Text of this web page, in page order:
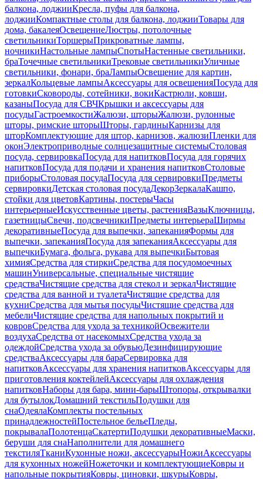
балкона, лоджииКресла, пуфы для балкона,
лоджииКомпактные столы для балкона, лоджииТовары для
дома, бакалеяОсвещениеЛюстры, потолочные
светильникиТоршерыПрикроватные лампы,
ночникиНастольные лампыСпотыНастенные светильники,
браТочечные светильникиТрековые светильникиУличные
светильники, фонари, браЛампыОсвещение для картин,
зеркалКольцевые лампыАксессуары для освещенияПосуда для
готовкиСковороды, сотейники, вокиКастрюли, ковши,
казаныПосуда для СВЧКрышки и аксессуары для
посудыГастроемкостиЖалюзи, шторыЖалюзи, рулонные
шторы, римские шторыШторы, гардиныКарнизы для
шторКомплектующие для штор, карнизов, жалюзиПленки для
оконЭлектроприводные солнцезащитные системыСтоловая
посуда, сервировкаПосуда для напитковПосуда для горячих
напитковПосуда для подачи и хранения напитковСтоловые
приборыСтоловая посудаПосуда для сервировкиПредметы
сервировкиДетская столовая посудаДекорЗеркалаКашпо,
стойки для цветовКартины, постерыЧасы
интерьерныеИскусственные цветы, растенияВазыКлючницы,
газетницыСвечи, подсвечникиПредметы интерьераШирмы
декоративныеПосуда для выпечки, запеканияФормы для
выпечки, запеканияПосуда для запеканияАксессуары для
выпечкиБумага, фольга, рукава для выпечкиБытовая
химияСредства для стиркиСредства для посудомоечных
машинУниверсальные, специальные чистящие
средстваЧистящие средства для стекол и зеркалЧистящие
средства для ванной и туалетаЧистящие средства для
кухниСредства для мытья посудыЧистящие средства для
мебелиЧистящие средства для напольных покрытий и
ковровСредства для ухода за техникойОсвежители
воздухаСредства от насекомыхСредства ухода за
одеждойСредства ухода за обувьюДезинфицирующие
средстваАксессуары для бараСервировка для
напитковАксессуары для хранения напитковАксессуары для
приготовления коктейлейАксессуары для охлаждения
напитковНаборы для бара, мини-барыШтопоры, открывалки
для бутылокДомашний текстильПодушки для
снаОдеялаКомплекты постельных
принадлежностейПостельное бельеПледы,
покрывалаПолотенцаСкатертиПодушки декоративныеМаски,
беруши для снаНаполнители для домашнего
текстиляТканиКухонные ножи, аксессуарыНожиАксессуары
для кухонных ножейНожеточки и комплектующиеКовры и
напольные покрытияКовры, циновки, шкурыКовры,